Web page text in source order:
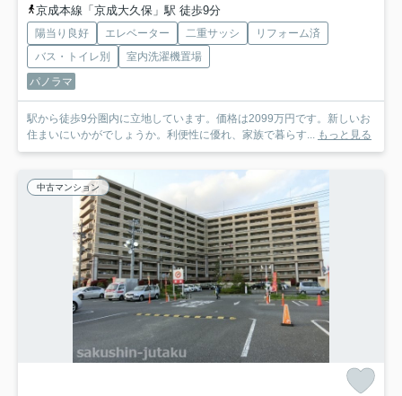
京成本線「京成大久保」駅 徒歩9分
陽当り良好 エレベーター 二重サッシ
リフォーム済
バス・トイレ別
室内洗濯機置場
パノラマ
駅から徒歩9分圏内に立地しています。価格は2099万円です。新しいお
住まいにいかがでしょうか。利便性に優れ、家族で暮らす...
もっと見る
中古マンション